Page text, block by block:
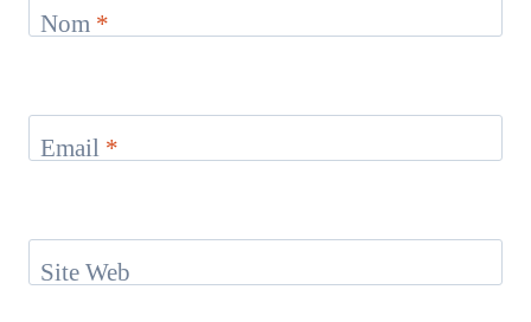
Nom *
Email *
Site Web